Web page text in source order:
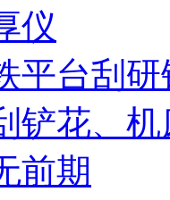
仪
平台刮
铲花、
前期